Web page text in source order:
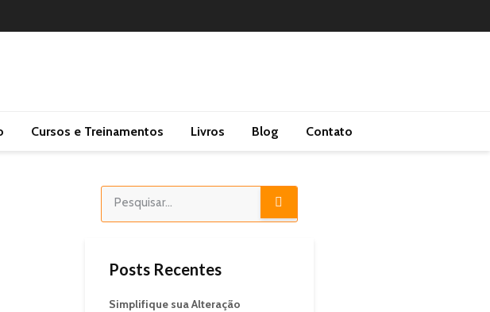
Cursos e Treinamentos Livros Blog Contato
Posts Recentes
Simplifique sua Alteração